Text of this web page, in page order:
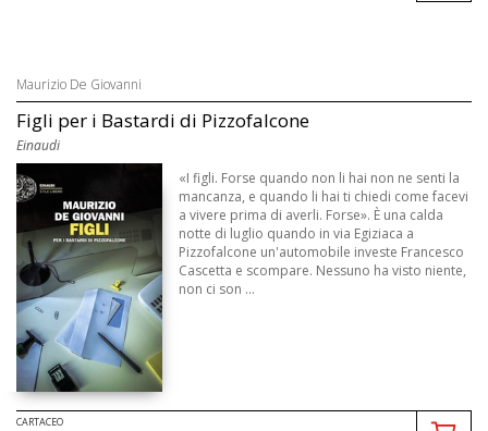
Maurizio De Giovanni
Figli per i Bastardi di Pizzofalcone
Einaudi
«I figli. Forse quando non li hai non ne senti la
mancanza, e quando li hai ti chiedi come facevi
a vivere prima di averli. Forse». È una calda
notte di luglio quando in via Egiziaca a
Pizzofalcone un'automobile investe Francesco
Cascetta e scompare. Nessuno ha visto niente,
non ci son ...
CARTACEO